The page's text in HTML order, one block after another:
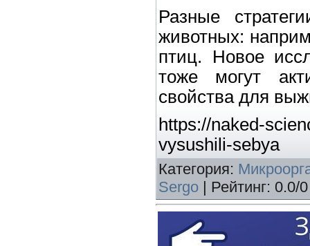
Разные
животных:
птиц. Новое
тоже могут
свойства для
https://naked-
vysushili-sebya
Категория:
Sergo
Рейтинг: 0.0/0